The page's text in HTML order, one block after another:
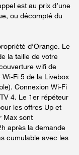
est au prix d’une
ou décompté du
d’Orange. Le
la taille de votre
wifi de
Fi 5 de la Livebox
Connexion Wi-Fi
4. Le 1er répéteur
les offres Up et
Max sont
après la demande
cumulable avec les